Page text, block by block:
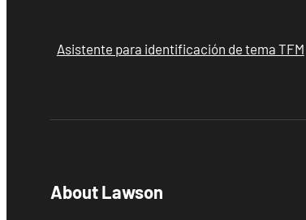
Asistente para identificación de tema TFM
About Lawson